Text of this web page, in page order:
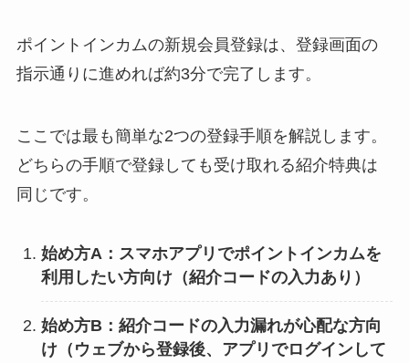
ポイントインカムの新規会員登録は、登録画面の
指示通りに進めれば約3分で完了します。
ここでは最も簡単な2つの登録手順を解説します。
どちらの手順で登録しても受け取れる紹介特典は
同じです。
始め方A：スマホアプリでポイントインカムを
利用したい方向け（紹介コードの入力あり）
始め方B：紹介コードの入力漏れが心配な方向
け（ウェブから登録後、アプリでログインして